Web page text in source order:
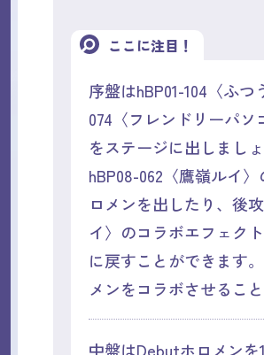
ここに注目！
序盤はhBP01-104〈ふ
074〈フレンドリーパ
をステージに出しましょ
hBP08-062〈鷹嶺ルイ
ロメンを出したり、後
イ〉のコラボエフェク
に戻すことができます
メンをコラボさせるこ
中盤はDebutホロメン